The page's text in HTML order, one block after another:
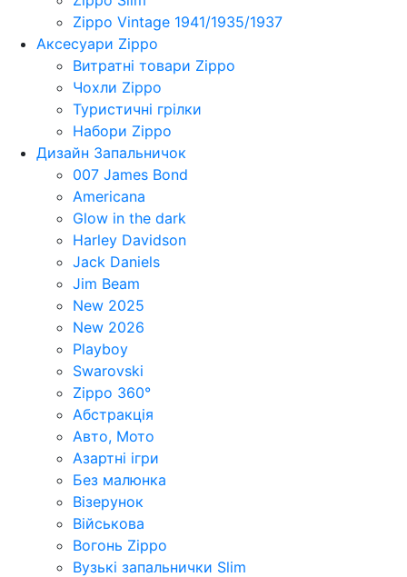
Zippo Vintage 1941/1935/1937
Аксесуари Zippo
Витратні товари Zippo
Чохли Zippo
Туристичні грілки
Набори Zippo
Дизайн Запальничок
007 James Bond
Americana
Glow in the dark
Harley Davidson
Jack Daniels
Jim Beam
New 2025
New 2026
Playboy
Swarovski
Zippo 360°
Абстракція
Авто, Мото
Азартні ігри
Без малюнка
Візерунок
Військова
Вогонь Zippo
Вузькі запальнички Slim